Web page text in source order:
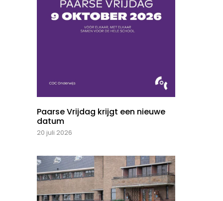
Paarse Vrijdag krijgt een nieuwe
datum
20 juli 2026